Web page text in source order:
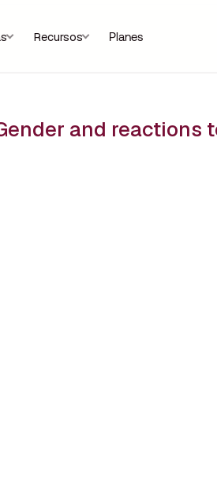
Recursos Planes
and reactions